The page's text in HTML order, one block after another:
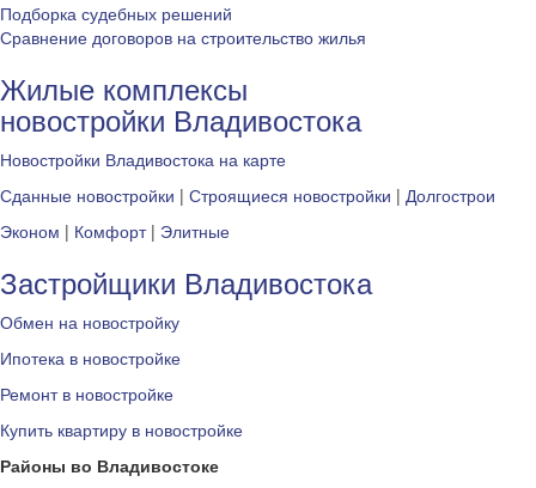
Подборка судебных решений
Сравнение договоров на строительство жилья
Жилые комплексы
новостройки Владивостока
Новостройки Владивостока на карте
Сданные новостройки | Строящиеся новостройки | Долгострои
Эконом | Комфорт| Элитные
Застройщики Владивостока
Обмен на новостройку
Ипотека в новостройке
Ремонт в новостройке
Купить квартиру в новостройке
Районы во Владивостоке